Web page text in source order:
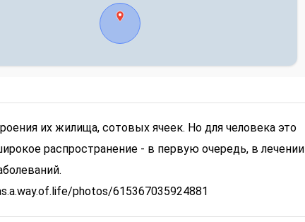
их жилища, сотовых ячеек. Но для человека это
распространение - в первую очередь, в лечении
photos/615367035924881